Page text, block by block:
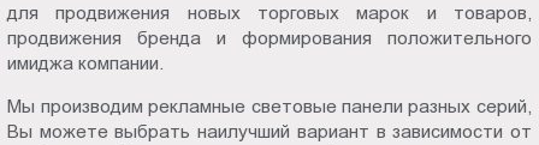
для продвижения новых торговых марок и товаров,
продвижения бренда и формирования положительного
имиджа компании.
Мы производим рекламные световые панели разных серий,
Вы можете выбрать наилучший вариант в зависимости от